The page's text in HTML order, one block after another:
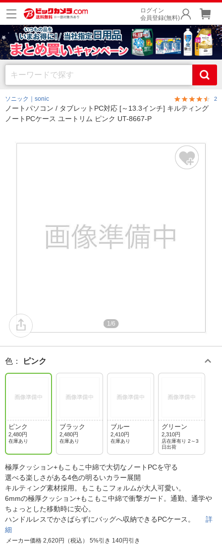
ログイン
会員登録(無料)
ソニック｜sonic 2
ノートパソコン / タブレットPC対応 [～13.3インチ] キルティング
ノートPCケース ユートリム ピンク UT-8667-P
1/6
色 ： ピンク
ピンク
2,480円
在庫あり
ブラック
2,480円
在庫あり
ブルー
2,410円
在庫あり
グリーン
2,310円
店在庫有り 2～3
日出荷
極厚クッション+もこもこ中綿で大切なノートPCを守る
選べる楽しさがある4色の明るいカラー展開
キルティング素材採用。もこもこフォルムが大人可愛い。
6mmの極厚クッション+もこもこ中綿で衝撃ガード。通勤、通学や
ちょっとした移動時に安心。
ハンドルレスでかさばらずにバッグへ収納できるPCケース。 詳
細
メーカー価格 2,620円（税込） 5%引き 140円引き